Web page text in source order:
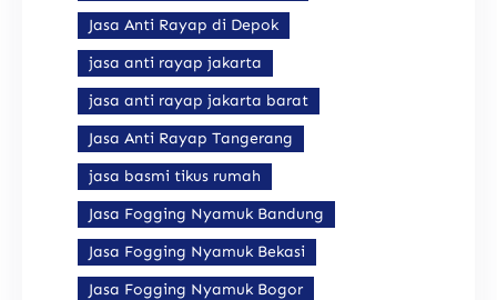
Jasa Anti Rayap di Depok
jasa anti rayap jakarta
jasa anti rayap jakarta barat
Jasa Anti Rayap Tangerang
jasa basmi tikus rumah
Jasa Fogging Nyamuk Bandung
Jasa Fogging Nyamuk Bekasi
Jasa Fogging Nyamuk Bogor